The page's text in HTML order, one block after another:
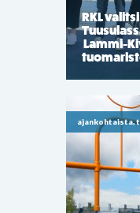
RKL
Lammi-
ajankohtaista,